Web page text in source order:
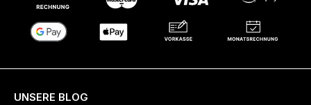
UNSERE BLOG